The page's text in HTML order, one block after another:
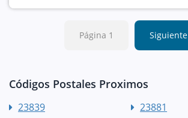
Página 1 Siguiente
Códigos Postales Proximos
23839 23881